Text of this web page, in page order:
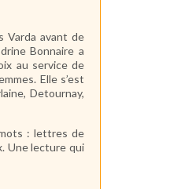
Varda avant de
Bonnaire a
au service de
Elle s’est
Detournay,
: lettres de
Une lecture qui